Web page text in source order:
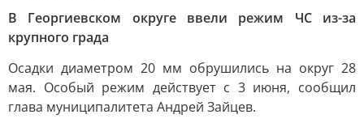
В Георгиевском округе ввели режим ЧС из-за
крупного града
Осадки диаметром 20 мм обрушились на округ 28
мая. Особый режим действует с 3 июня, сообщил
глава муниципалитета Андрей Зайцев.